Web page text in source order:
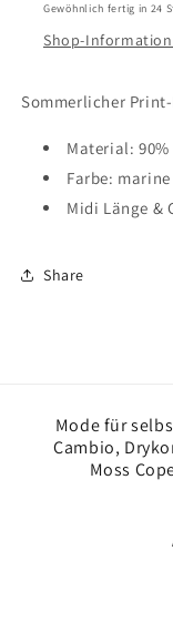
Gewöhnlich fertig in 24
Shop-
Sommerlicher
Material:
Farbe: marine
Midi Länge &
Share
Mode für
Cambio,
Moss